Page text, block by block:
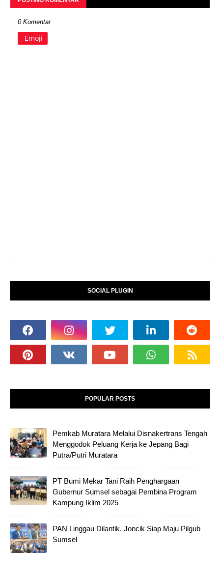
0 Komentar
Emoji
SOCIAL PLUGIN
POPULAR POSTS
Pemkab Muratara Melalui Disnakertrans Tengah
Menggodok Peluang Kerja ke Jepang Bagi
Putra/Putri Muratara
PT Bumi Mekar Tani Raih Penghargaan
Gubernur Sumsel sebagai Pembina Program
Kampung Iklim 2025
PAN Linggau Dilantik, Joncik Siap Maju Pilgub
Sumsel